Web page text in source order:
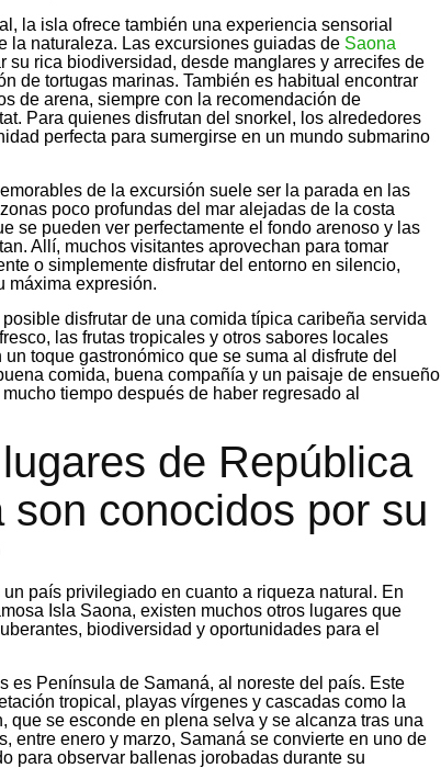
la isla ofrece también una experiencia sensorial
la naturaleza. Las excursiones guiadas de Saona
su rica biodiversidad, desde manglares y arrecifes de
de tortugas marinas. También es habitual encontrar
de arena, siempre con la recomendación de
Para quienes disfrutan del snorkel, los alrededores
perfecta para sumergirse en un mundo submarino
de la excursión suele ser la parada en las
poco profundas del mar alejadas de la costa
se pueden ver perfectamente el fondo arenoso y las
Allí, muchos visitantes aprovechan para tomar
o simplemente disfrutar del entorno en silencio,
máxima expresión.
disfrutar de una comida típica caribeña servida
las frutas tropicales y otros sabores locales
toque gastronómico que se suma al disfrute del
comida, buena compañía y un paisaje de ensueño
tiempo después de haber regresado al
de República
son conocidos por su
país privilegiado en cuanto a riqueza natural. En
Isla Saona, existen muchos otros lugares que
biodiversidad y oportunidades para el
es Península de Samaná, al noreste del país. Este
tropical, playas vírgenes y cascadas como la
que se esconde en plena selva y se alcanza tras una
entre enero y marzo, Samaná se convierte en uno de
para observar ballenas jorobadas durante su